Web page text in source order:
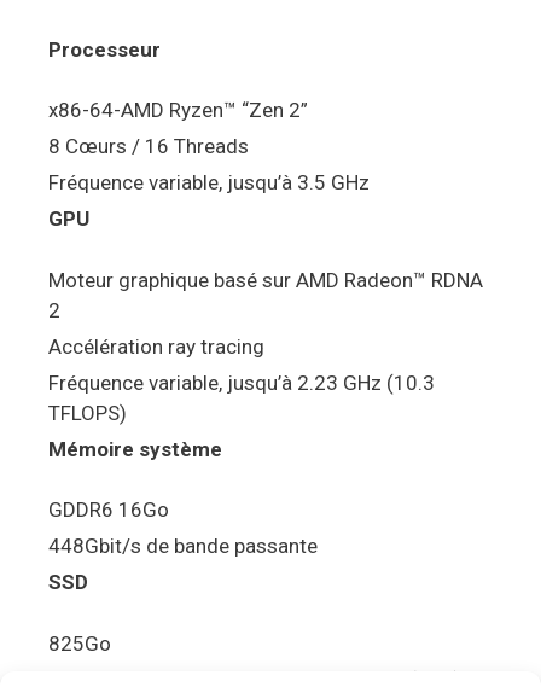
Processeur
x86-64-AMD Ryzen™ “Zen 2”
8 Cœurs / 16 Threads
Fréquence variable, jusqu’à 3.5 GHz
GPU
Moteur graphique basé sur AMD Radeon™ RDNA
2
Accélération ray tracing
Fréquence variable, jusqu’à 2.23 GHz (10.3
TFLOPS)
Mémoire système
GDDR6 16Go
448Gbit/s de bande passante
SSD
825Go
5.5Gbit/s de bande passante en lecture (Brut)